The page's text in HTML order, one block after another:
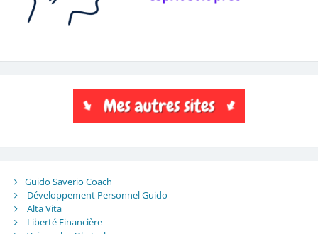
Guido Saverio Coach
Développement Personnel Guido
Alta Vita
Liberté Financière